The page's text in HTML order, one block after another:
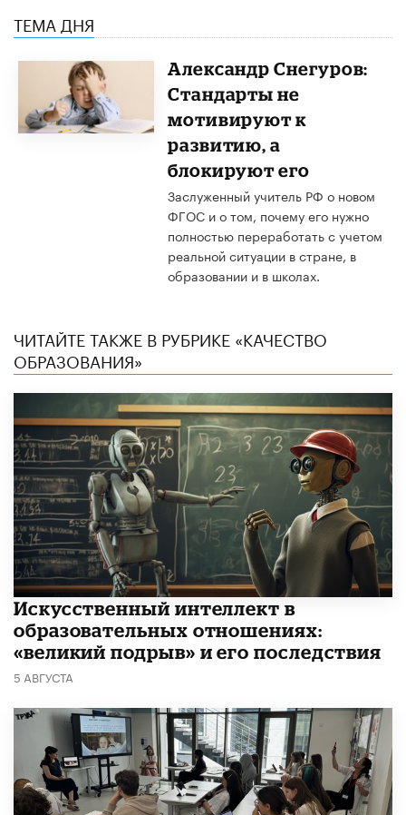
ТЕМА ДНЯ
Александр Снегуров:
Стандарты не
мотивируют к
развитию, а
блокируют его
Заслуженный учитель РФ о новом
ФГОС и о том, почему его нужно
полностью переработать с учетом
реальной ситуации в стране, в
образовании и в школах.
ЧИТАЙТЕ ТАКЖЕ В РУБРИКЕ «КАЧЕСТВО
ОБРАЗОВАНИЯ»
​Искусственный интеллект в
образовательных отношениях:
«великий подрыв» и его последствия
5 АВГУСТА